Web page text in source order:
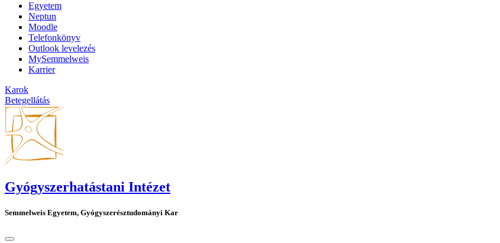
Egyetem
Neptun
Moodle
Telefonkönyv
Outlook levelezés
MySemmelweis
Karrier
Karok
Betegellátás
Gyógyszerhatástani Intézet
Semmelweis Egyetem, Gyógyszerésztudományi Kar